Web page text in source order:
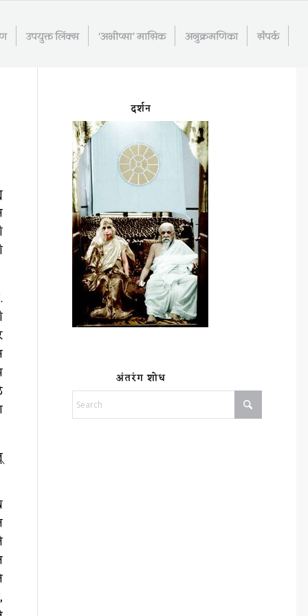
उपयुक्त लिंक्स ‘अभीप्सा’ मासिक अनुक्रमणिका संपर्क
दर्शन
अंतरंग शोध